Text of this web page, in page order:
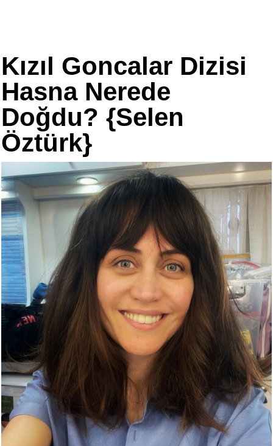
Kızıl Goncalar Dizisi
Hasna Nerede
Doğdu? {Selen
Öztürk}